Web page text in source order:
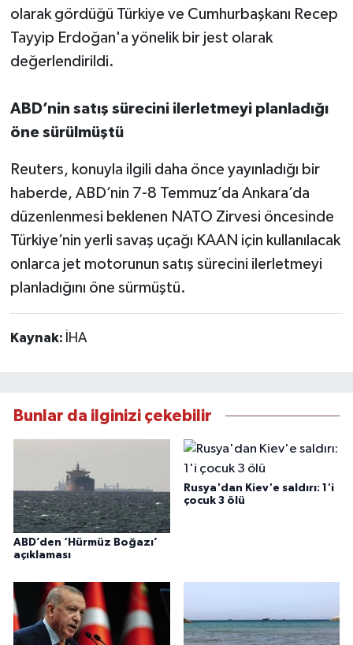
olarak gördüğü Türkiye ve Cumhurbaşkanı Recep
Tayyip Erdoğan'a yönelik bir jest olarak
değerlendirildi.
ABD’nin satış sürecini ilerletmeyi planladığı
öne sürülmüştü
Reuters, konuyla ilgili daha önce yayınladığı bir
haberde, ABD’nin 7-8 Temmuz’da Ankara’da
düzenlenmesi beklenen NATO Zirvesi öncesinde
Türkiye’nin yerli savaş uçağı KAAN için kullanılacak
onlarca jet motorunun satış sürecini ilerletmeyi
planladığını öne sürmüştü.
Kaynak: İHA
Bunlar da ilginizi çekebilir
ABD’den ‘Hürmüz Boğazı’
açıklaması
Rusya'dan Kiev'e saldırı: 1'i
çocuk 3 ölü